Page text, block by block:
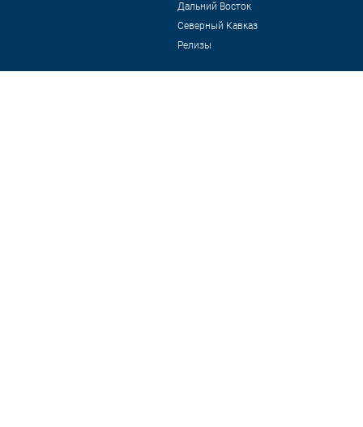
Дальний Восток
Северный Кавказ
Релизы